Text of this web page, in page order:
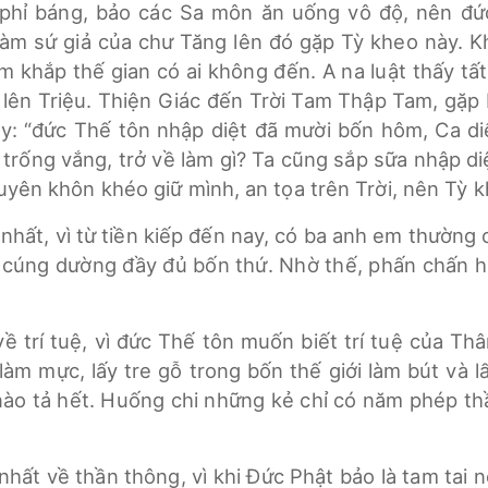
báng, bảo các Sa môn ăn uống vô độ, nên
sứ giả của chư Tăng lên đó gặp Tỳ kheo này.
khắp thế gian có ai không đến. A na luật thấy
Triệu. Thiện Giác đến Trời Tam Thập Tam,
“đức Thế tôn nhập diệt đã mười bốn hôm, Ca
vắng, trở về làm gì? Ta cũng sắp sữa nhập
khôn khéo giữ mình, an tọa trên Trời, nên Tỳ
vì từ tiền kiếp đến nay, có ba anh em
dường đầy đủ bốn thứ. Nhờ thế, phấn chấn
trí tuệ, vì đức Thế tôn muốn biết trí tuệ của
mực, lấy tre gỗ trong bốn thế giới làm bút và
tả hết. Huống chi những kẻ chỉ có năm phép
về thần thông, vì khi Đức Phật bảo là tam tai